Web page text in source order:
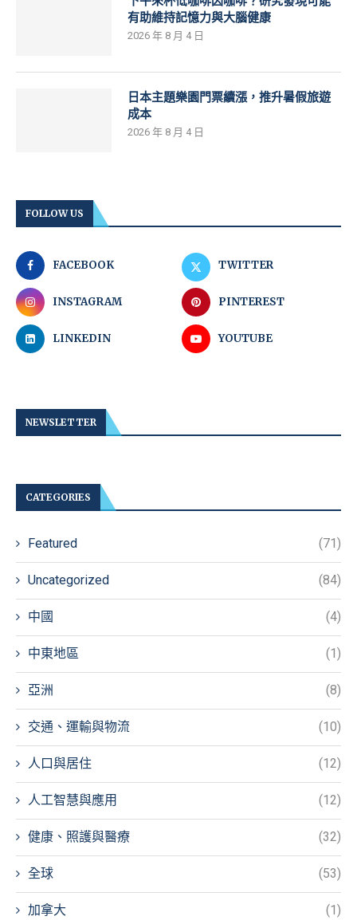
有助維持記憶力與大腦健康
2026 年 8 月 4 日
日本主題樂園門票續漲，推升暑假旅遊
成本
2026 年 8 月 4 日
FOLLOW US
FACEBOOK TWITTER
INSTAGRAM PINTEREST
LINKEDIN YOUTUBE
NEWSLETTER
CATEGORIES
Featured (71)
Uncategorized (84)
中國 (4)
中東地區 (1)
亞洲 (8)
交通、運輸與物流 (10)
人口與居住 (12)
人工智慧與應用 (12)
健康、照護與醫療 (32)
全球 (53)
加拿大 (1)